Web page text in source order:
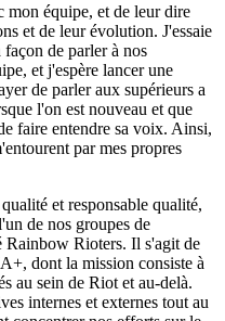
mon équipe, et de leur dire
et de leur évolution. J'essaie
de parler à nos
et j'espère lancer une
de parler aux supérieurs a
l'on est nouveau et que
faire entendre sa voix. Ainsi,
par mes propres
et responsable qualité,
de nos groupes de
Rainbow Rioters. Il s'agit de
dont la mission consiste à
au sein de Riot et au-delà.
internes et externes tout au